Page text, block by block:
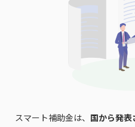
スマート補助金は、 国から発